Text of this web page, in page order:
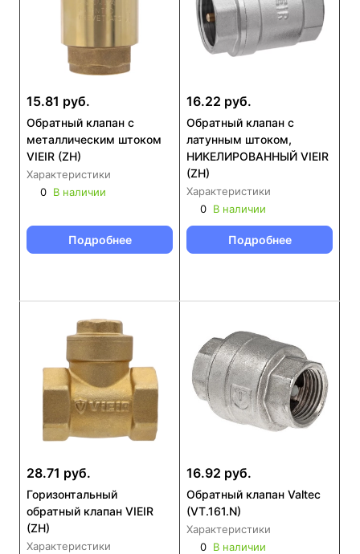
15.81 руб.
Обратный клапан с
металлическим штоком
VIEIR (ZH)
Характеристики
0 В наличии
Подробнее
16.22 руб.
Обратный клапан с
латунным штоком,
НИКЕЛИРОВАННЫЙ VIEIR
(ZH)
Характеристики
0 В наличии
Подробнее
28.71 руб.
Горизонтальный
обратный клапан VIEIR
(ZH)
Характеристики
16.92 руб.
Обратный клапан Valtec
(VT.161.N)
Характеристики
0 В наличии